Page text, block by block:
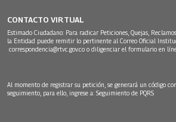
CONTACTO VIRTUAL
Estimado Ciudadano: Para radicar Peticiones, Quejas,
la Entidad puede remitir lo pertinente al Correo Oficial
correspondencia@rtvc.gov.co o diligenciar el formulario en
Al momento de registrar su petición, se generará un código
seguimiento, para ello, ingrese a: Seguimiento de PQRS